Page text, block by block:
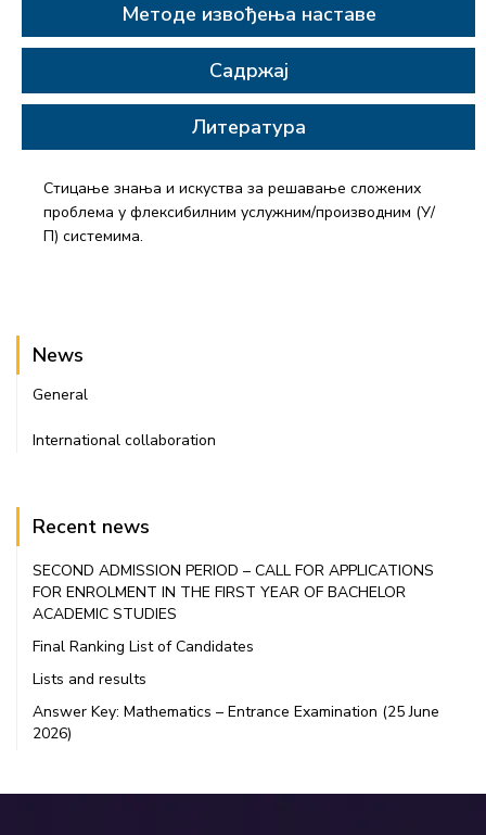
Методе извођења наставе
Садржај
Литература
Стицање знања и искуства за решавање сложених
проблема у флексибилним услужним/производним (У/
П) системима.
News
General
International collaboration
Recent news
SECOND ADMISSION PERIOD – CALL FOR APPLICATIONS
FOR ENROLMENT IN THE FIRST YEAR OF BACHELOR
ACADEMIC STUDIES
Final Ranking List of Candidates
Lists and results
Answer Key: Mathematics – Entrance Examination (25 June
2026)